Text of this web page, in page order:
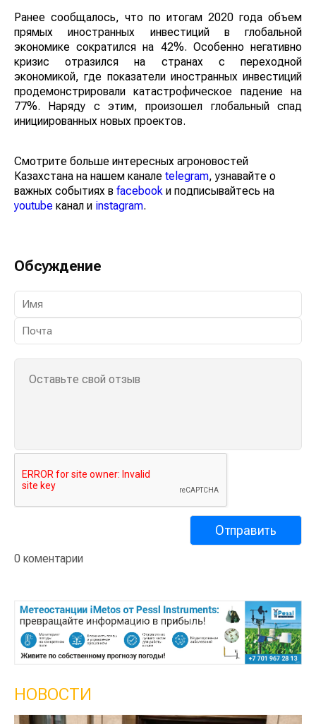
Ранее сообщалось, что по итогам 2020 года объем
прямых иностранных инвестиций в глобальной
экономике сократился на 42%. Особенно негативно
кризис отразился на странах с переходной
экономикой, где показатели иностранных инвестиций
продемонстрировали катастрофическое падение на
77%. Наряду с этим, произошел глобальный спад
инициированных новых проектов.
Смотрите больше интересных агроновостей
Казахстана на нашем канале telegram, узнавайте о
важных событиях в facebook и подписывайтесь на
youtube канал и instagram.
Обсуждение
0 коментарии
НОВОСТИ